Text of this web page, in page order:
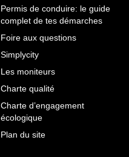
Permis de conduire: le guide
complet de tes démarches
Foire aux questions
Simplycity
Les moniteurs
Charte qualité
Charte d’engagement
écologique
Plan du site